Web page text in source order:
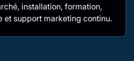
installation, formation,
et support marketing continu.